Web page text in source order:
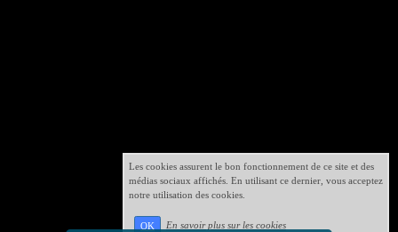
Les cookies assurent le bon fonctionnement de ce site et des
médias sociaux affichés. En utilisant ce dernier, vous acceptez
notre utilisation des cookies.
OK En savoir plus sur les cookies